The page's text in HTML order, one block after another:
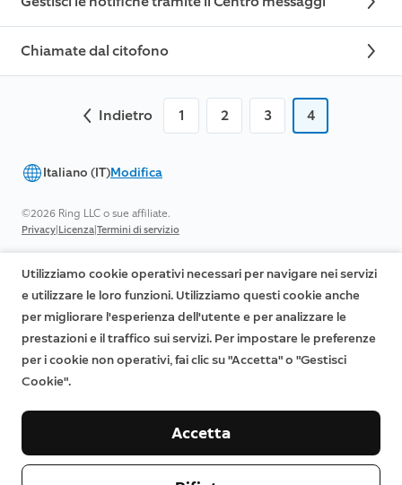
Chiamate dal citofono
Indietro 1 2 3 4
Italiano (IT)Modifica
©2026 Ring LLC o sue affiliate.
Privacy|Licenza|Termini di servizio
Utilizziamo cookie operativi necessari per navigare nei servizi
e utilizzare le loro funzioni. Utilizziamo questi cookie anche
per migliorare l'esperienza dell'utente e per analizzare le
prestazioni e il traffico sui servizi. Per impostare le preferenze
per i cookie non operativi, fai clic su "Accetta" o "Gestisci
Cookie".
Accetta